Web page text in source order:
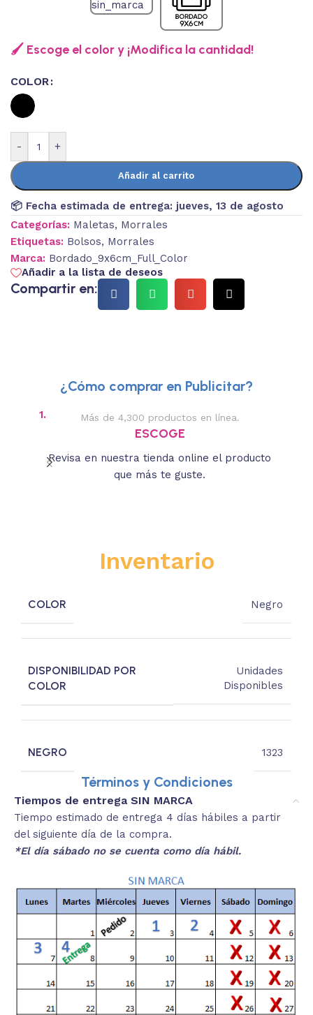
🖌️ Escoge el color y ¡Modifica la cantidad!
COLOR
- +
Añadir al carrito
📦 Fecha estimada de entrega: jueves, 13 de agosto
Categorías: Maletas, Morrales
Etiquetas: Bolsos, Morrales
Marca: Bordado_9x6cm_Full_Color
Añadir a la lista de deseos
Compartir en:
¿Cómo comprar en Publicitar?
1. Más de 4,300 productos en línea.
ESCOGE
Revisa en nuestra tienda online el producto
que más te guste.
Inventario
COLOR Negro
DISPONIBILIDAD POR
COLOR
Unidades
Disponibles
NEGRO 1323
Términos y Condiciones
Tiempos de entrega SIN MARCA
Tiempo estimado de entrega 4 días hábiles a partir
del siguiente día de la compra.
*El día sábado no se cuenta como día hábil.